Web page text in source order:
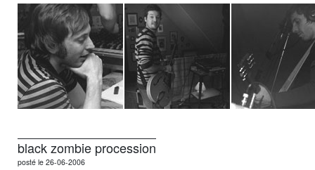
black zombie procession
posté le 26-06-2006